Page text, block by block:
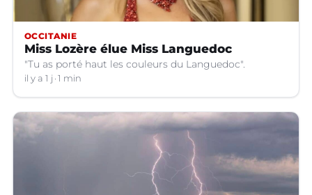
OCCITANIE
Miss Lozère élue Miss Languedoc
"Tu as porté haut les couleurs du Languedoc".
il y a 1 j 1 min